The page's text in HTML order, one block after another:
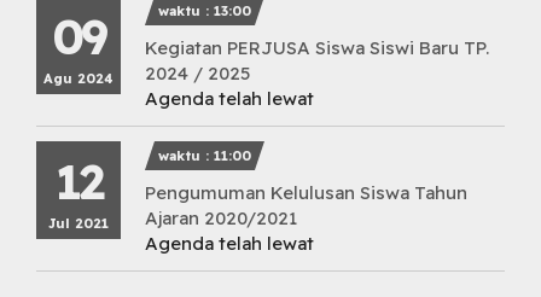
09
Agu 2024
waktu : 13:00
Kegiatan PERJUSA Siswa Siswi Baru TP.
2024 / 2025
Agenda telah lewat
12
Jul 2021
waktu : 11:00
Pengumuman Kelulusan Siswa Tahun
Ajaran 2020/2021
Agenda telah lewat